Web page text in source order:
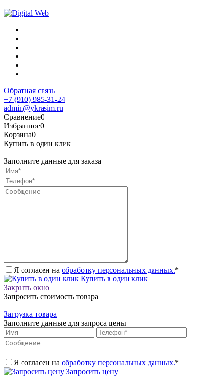
Обратная связь
+7 (910) 985-31-24
admin@ykrasim.ru
Сравнение0
Избранное0
Корзина0
Купить в один клик
Заполните данные для заказа
Я согласен на обработку персональных данных.*
Купить в один клик
Закрыть окно
Запросить стоимость товара
Загрузка товара
Заполните данные для запроса цены
Я согласен на обработку персональных данных.*
Запросить цену